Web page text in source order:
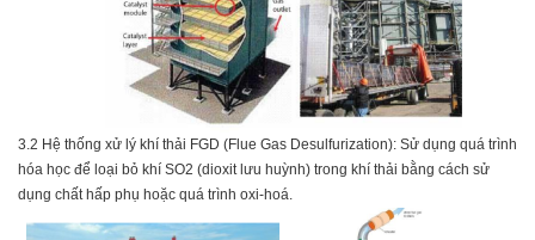
3.2 Hệ thống xử lý khí thải FGD (Flue Gas Desulfurization): Sử dụng quá trình
hóa học để loại bỏ khí SO2 (dioxit lưu huỳnh) trong khí thải bằng cách sử
dụng chất hấp phụ hoặc quá trình oxi-hoá.